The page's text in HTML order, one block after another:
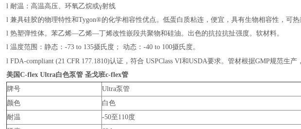
l 耐温：高温高压、环氧乙烷或γ射线
l 兼具硅胶的物理特性和Tygon®的化学相容性优点。低蛋白质粘连，便宜，具有生物相容性，可
l 热塑弹性体。苯乙烯—乙烯—丁烯改性嵌段共聚物和硅油。出色的抗拉抗扯强度。软材料。
l 温度范围：静态：-73 to 135摄氏度； 动态：-40 to 100摄氏度。
l FDA-compliant (21 CFR 177.1810)认证，符合 USPClass VI和USDA要求。管材根据GMP规范生
美国C-flex Ultra白色泵管 圣戈班c-flex管
牌号
Ultra泵管
颜色
白色
耐温
-50至110度